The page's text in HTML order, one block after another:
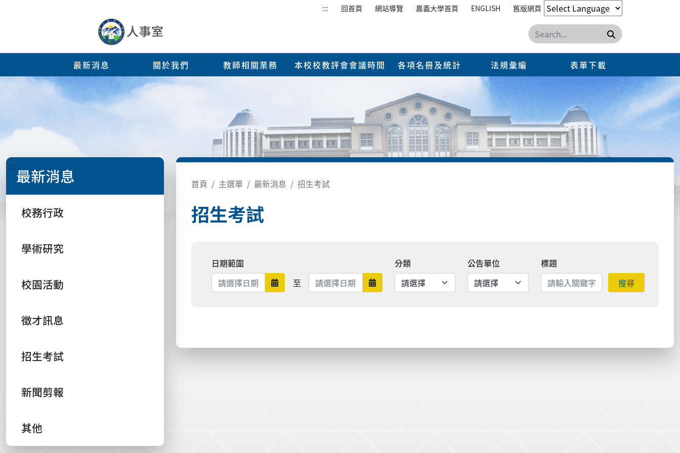
::: 回首頁 網站導覽 嘉義大學首頁 ENGLISH 舊版網頁
搜尋
最新消息 關於我們 教師相關業務 本校校教評會會議時間 各項名冊及統計 法規彙編 表單下載
::: 最新消息
校務行政
學術研究
校園活動
徵才訊息
招生考試
新聞剪報
其他
首頁 主選單 最新消息 招生考試
招生考試
日期範圍
日期範圍開始
至 日期範圍結束 日期範圍結束
分類 公告單位
標題
搜尋